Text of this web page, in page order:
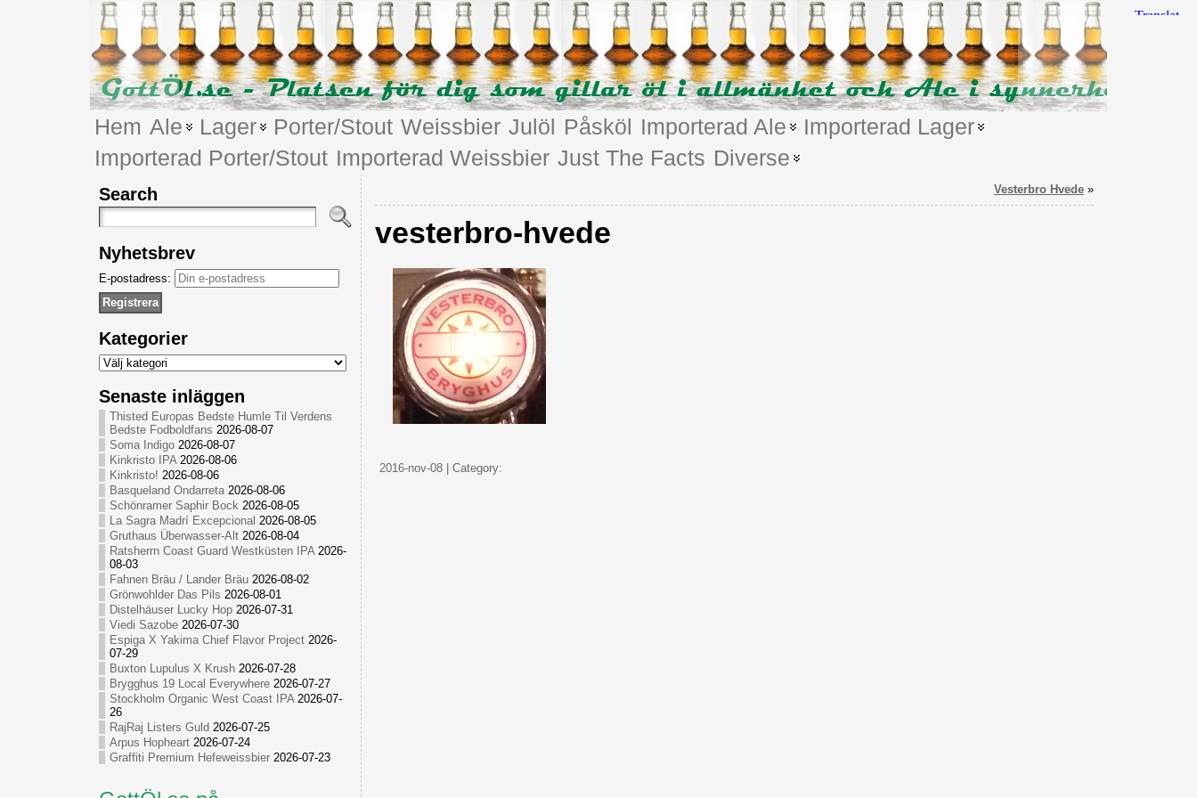
Hem Ale Lager Porter/Stout Weissbier Julöl Påsköl Importerad Ale
Importerad Lager
Importerad Porter/Stout Importerad Weissbier Just The Facts Diverse
Search
Nyhetsbrev
E-postadress:
Kategorier
Kategorier
Senaste inläggen
Thisted Europas Bedste Humle Til Verdens
Bedste Fodboldfans 2026-08-07
Soma Indigo 2026-08-07
Kinkristo IPA 2026-08-06
Kinkristo! 2026-08-06
Basqueland Ondarreta 2026-08-06
Schönramer Saphir Bock 2026-08-05
La Sagra Madrí Excepcional 2026-08-05
Gruthaus Überwasser-Alt 2026-08-04
Ratsherrn Coast Guard Westküsten IPA 2026-
08-03
Fahnen Bräu / Lander Bräu 2026-08-02
Grönwohlder Das Pils 2026-08-01
Distelhäuser Lucky Hop 2026-07-31
Viedi Sazobe 2026-07-30
Espiga X Yakima Chief Flavor Project 2026-
07-29
Buxton Lupulus X Krush 2026-07-28
Brygghus 19 Local Everywhere 2026-07-27
Stockholm Organic West Coast IPA 2026-07-
26
RajRaj Listers Guld 2026-07-25
Arpus Hopheart 2026-07-24
Graffiti Premium Hefeweissbier 2026-07-23
Vesterbro Hvede»
vesterbro-hvede
2016-nov-08 | Category: